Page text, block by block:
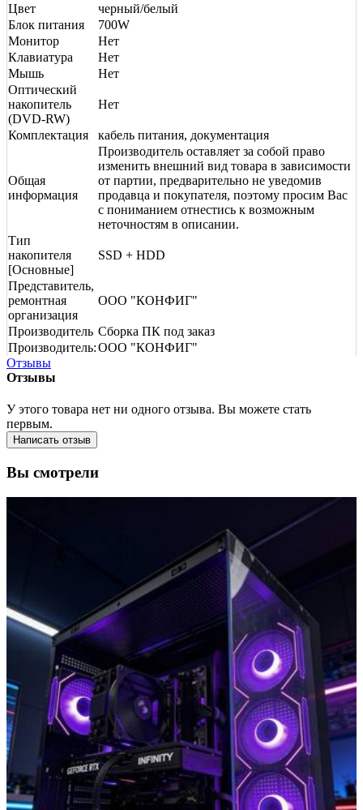
Цвет
черный/белый
Блок питания
700W
Монитор
Нет
Клавиатура
Нет
Мышь
Нет
Оптический
накопитель
(DVD-RW)
Нет
Комплектация кабель питания, документация
Общая
информация
Производитель оставляет за собой право
изменить внешний вид товара в зависимости
от партии, предварительно не уведомив
продавца и покупателя, поэтому просим Вас
с пониманием отнестись к возможным
неточностям в описании.
Тип
накопителя
[Основные]
SSD + HDD
Представитель,
ремонтная
организация
ООО "КОНФИГ"
Производитель Сборка ПК под заказ
Производитель:ООО "КОНФИГ"
Отзывы
Отзывы
У этого товара нет ни одного отзыва. Вы можете стать
первым.
Написать отзыв
Вы смотрели